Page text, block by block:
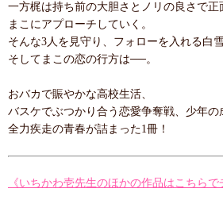
一方梶は持ち前の大胆さとノリの良さで正
まこにアプローチしていく。
そんな3人を見守り、フォローを入れる白雪
そしてまこの恋の行方は──。
おバカで賑やかな高校生活、
バスケでぶつかり合う恋愛争奪戦、少年の
全力疾走の青春が詰まった1冊！
《いちかわ壱先生のほかの作品はこちらで